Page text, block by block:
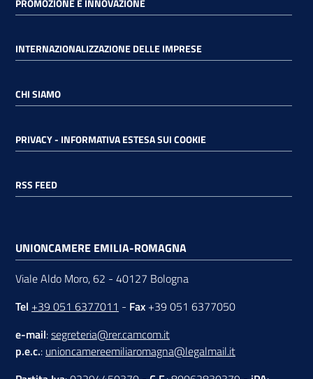
PROMOZIONE E INNOVAZIONE
INTERNAZIONALIZZAZIONE DELLE IMPRESE
CHI SIAMO
PRIVACY - INFORMATIVA ESTESA SUI COOKIE
RSS FEED
UNIONCAMERE EMILIA-ROMAGNA
Viale Aldo Moro, 62 - 40127 Bologna
Tel +39 051 6377011 - Fax +39 051 6377050
e-mail:segreteria@rer.camcom.it
p.e.c.: unioncamereemiliaromagna@legalmail.it